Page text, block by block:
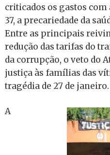
criticados os gastos com
37, a precariedade da
Entre as principais
redução das tarifas do
da corrupção, o veto do
justiça às famílias das
tragédia de 27 de janeiro.
A